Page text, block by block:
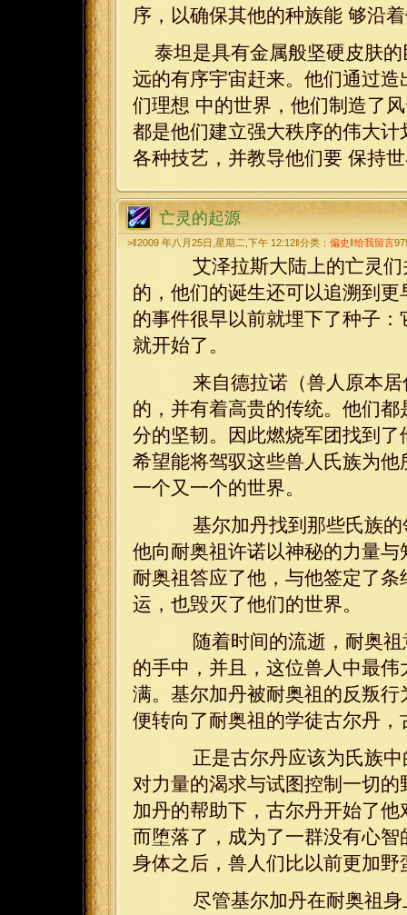
序，以确保其他的种族能 够沿
泰坦是具有金属般坚硬皮肤
远的有序宇宙赶来。他们通过
们理想 中的世界，他们制造了
都是他们建立强大秩序的伟大
各种技艺，并教导他们要 保持
亡灵的起源
>‖2009 年八月25日,星期二,下午 12:12‖分类： 偏史‖给我留言
艾泽拉斯大陆上的亡灵们
的，他们的诞生还可以追溯到
的事件很早以前就埋下了种子
就开始了。
来自德拉诺（兽人原本居
的，并有着高贵的传统。他们
分的坚韧。因此燃烧军团找到
希望能将驾驭这些兽人氏族为
一个又一个的世界。
基尔加丹找到那些氏族的
他向耐奥祖许诺以神秘的力量
耐奥祖答应了他，与他签定了
运，也毁灭了他们的世界。
随着时间的流逝，耐奥祖
的手中，并且，这位兽人中最
满。基尔加丹被耐奥祖的反叛
便转向了耐奥祖的学徒古尔丹
正是古尔丹应该为氏族中
对力量的渴求与试图控制一切
加丹的帮助下，古尔丹开始了
而堕落了，成为了一群没有心
身体之后，兽人们比以前更加野
尽管基尔加丹在耐奥祖身